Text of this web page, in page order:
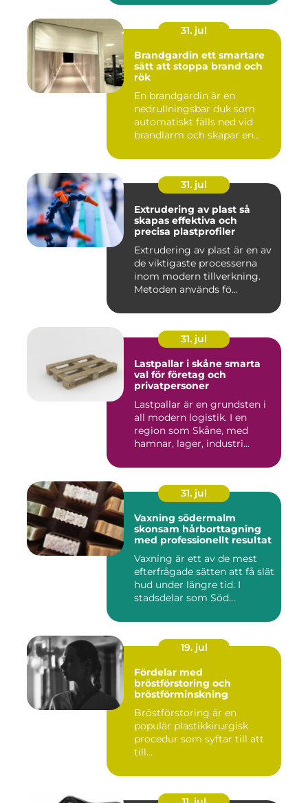
31. jul
Brandgardin ett smartare
sätt att stoppa brand och
rök
En brandgardin är en
nedrullningsbar duk som
automatiskt fälls ned vid
brandlarm och skapar en
31. jul
Extrudering av plast så
skapas effektiva och
precisa plastprofiler
Extrudering av plast är en av
de viktigaste processerna
inom modern tillverkning.
Metoden används fö...
31. jul
Lastpallar i skåne smarta
val för företag och
privatpersoner
Lastpallar är en grundsten i
all modern logistik. I en
region som Skåne, med
hamnar, lager, industri...
31. jul
Vaxning södermalm
skonsam hårborttagning
med professionellt resultat
Vaxning är ett av de mest
efterfrågade sätten att få slät
hud under längre tid. I
stadsdelar som Söd...
19. jul
Fördelar med
bröstförstoring och
bröstförminskning
Bröstförstoring är en
populär plastikkirurgisk
procedur som syftar till att
till...